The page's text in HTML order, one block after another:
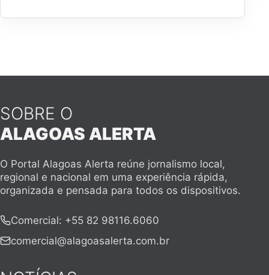
SOBRE O
ALAGOAS ALERTA
O Portal Alagoas Alerta reúne jornalismo local,
regional e nacional em uma experiência rápida,
organizada e pensada para todos os dispositivos.
Comercial: +55 82 98116.6060
comercial@alagoasalerta.com.br